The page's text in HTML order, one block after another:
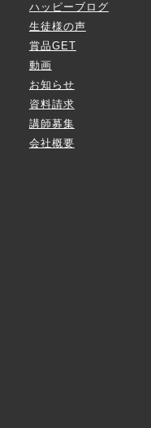
ハッピーブログ
生徒様の声
賞品GET
動画
お知らせ
資料請求
講師募集
会社概要